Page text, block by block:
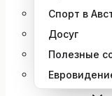
Спорт в
Досуг
Полезные